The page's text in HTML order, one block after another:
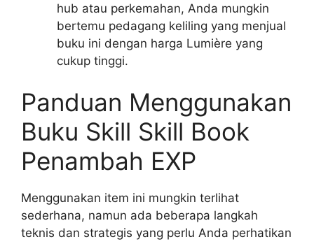
hub atau perkemahan, Anda mungkin
bertemu pedagang keliling yang menjual
buku ini dengan harga Lumière yang
cukup tinggi.
Panduan Menggunakan
Buku Skill Skill Book
Penambah EXP
Menggunakan item ini mungkin terlihat
sederhana, namun ada beberapa langkah
teknis dan strategis yang perlu Anda perhatikan